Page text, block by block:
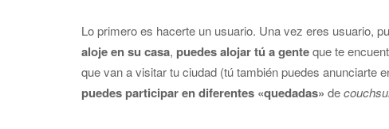
Lo primero es hacerte un usuario. Una vez eres usuario,
aloje en su casa, puedes alojar tú a genteque te
que van a visitar tu ciudad (tú también puedes anunciarte
puedes participar en diferentes «quedadas» de